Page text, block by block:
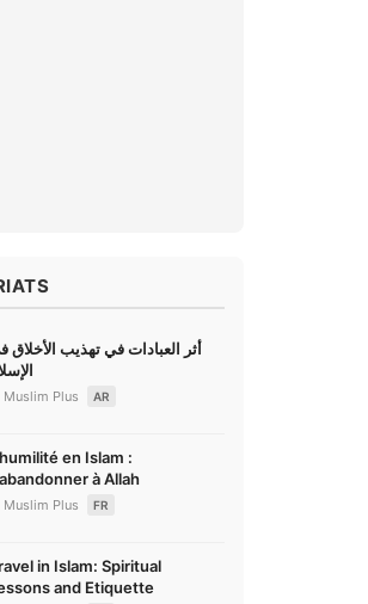
أثر العبادات في تهذيب الأخلاق
Muslim Plus AR
en Islam :
à Allah
Muslim Plus FR
in Islam: Spiritual
and Etiquette